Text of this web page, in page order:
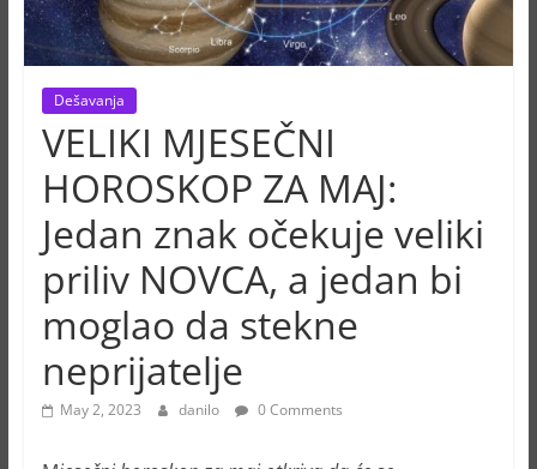
Dešavanja
VELIKI MJESEČNI
HOROSKOP ZA MAJ:
Jedan znak očekuje veliki
priliv NOVCA, a jedan bi
moglao da stekne
neprijatelje
May 2, 2023 danilo 0 Comments